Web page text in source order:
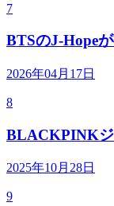
7
BTSのJ-Hope
2026年04月17日
8
BLACKPINKジ
2025年10月28日
9